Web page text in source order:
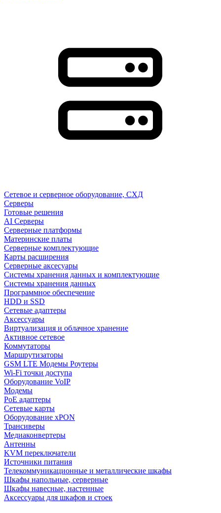
Сетевое и серверное оборудование, СХД
Cерверы
Готовые решения
AI Серверы
Серверные платформы
Материнские платы
Серверные комплектующие
Карты расширения
Серверные аксесуары
Системы хранения данных и комплектующие
Системы хранения данных
Программное обеспечение
HDD и SSD
Сетевые адаптеры
Аксессуары
Виртуализация и облачное хранение
Активное сетевое
Коммутаторы
Маршрутизаторы
GSM LTE Модемы Роутеры
Wi-Fi точки доступа
Оборудование VoIP
Модемы
PoE адаптеры
Сетевые карты
Оборудование xPON
Трансиверы
Медиаконвертеры
Антенны
KVM переключатели
Источники питания
Телекоммуникационные и металлические шкафы
Шкафы напольные, серверные
Шкафы навесные, настенные
Аксессуары для шкафов и стоек